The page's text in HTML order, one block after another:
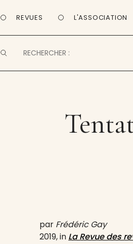
REVUES L'ASSOCIATION
par Frédéric Gay
2019, in La Revue des